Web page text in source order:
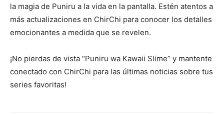
la magia de Puniru a la vida en la pantalla. Estén atentos a
más actualizaciones en ChirChi para conocer los detalles
emocionantes a medida que se revelen.
¡No pierdas de vista “Puniru wa Kawaii Slime” y mantente
conectado con ChirChi para las últimas noticias sobre tus
series favoritas!